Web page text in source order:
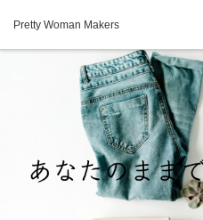
Pretty Woman Makers